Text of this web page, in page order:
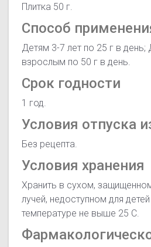
Плитка 50 г.
Способ
Детям 3-7 лет по 25 г в день;
взрослым по 50 г в день.
Срок годности
1 год.
Условия отпуска
Без рецепта.
Условия хранения
Хранить в сухом,
лучей, недоступном для
температуре не выше 25 С.